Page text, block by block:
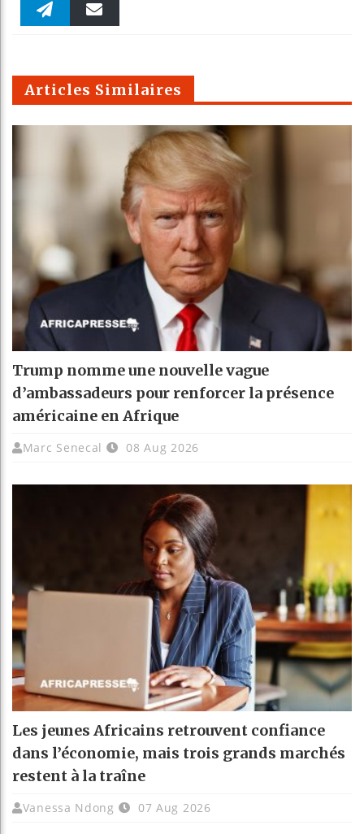
Faceboo Twitter
m
Articles Similaires
Trump nomme une nouvelle vague
d’ambassadeurs pour renforcer la présence
américaine en Afrique
Marc Senecal 08 Aug 2026
Les jeunes Africains retrouvent confiance
dans l’économie, mais trois grands marchés
restent à la traîne
Vanessa Ndong 07 Aug 2026